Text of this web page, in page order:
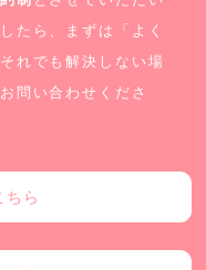
たら、まずは「よく
それでも解決しない場
問い合わせくださ
ちら